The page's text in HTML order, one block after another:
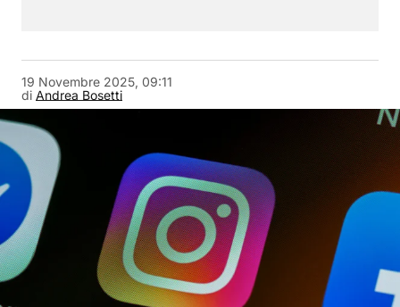
di Andrea Bosetti
19 Novembre 2025, 09:11